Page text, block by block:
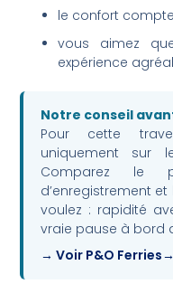
le confort
vous aimez
expérience
Notre conseil
Pour cette
uniquement sur
Comparez le
d’enregistrement
voulez : rapidité
vraie pause à bord
Voir P&O Ferries